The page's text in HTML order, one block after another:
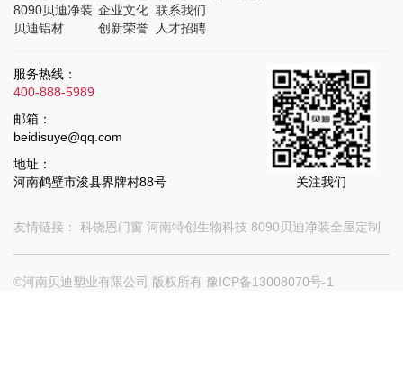
8090贝迪净装
贝迪铝材
企业文化
创新荣誉
联系我们
人才招聘
服务热线：
400-888-5989
邮箱：
beidisuye@qq.com
地址：
河南鹤壁市浚县界牌村88号
关注我们
友情链接： 科饶恩门窗 河南特创生物科技 8090贝迪净装全屋定制
©河南贝迪塑业有限公司 版权所有 豫ICP备13008070号-1